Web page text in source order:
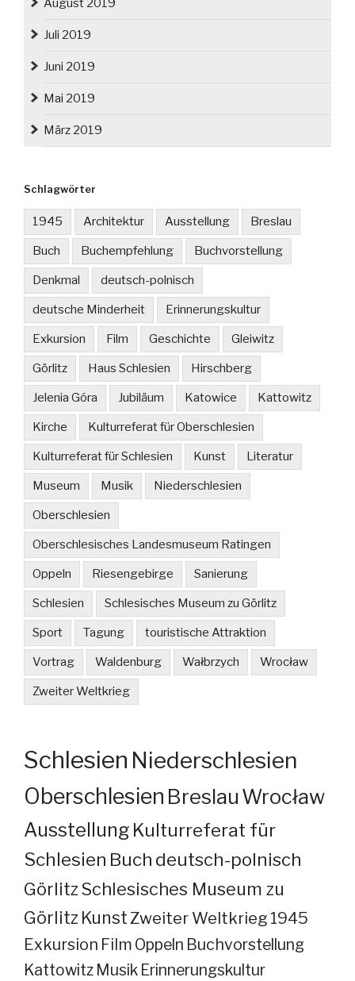
August 2019
Juli 2019
Juni 2019
Mai 2019
März 2019
Schlagwörter
1945 Architektur Ausstellung Breslau
Buch Buchempfehlung Buchvorstellung
Denkmal deutsch-polnisch
deutsche Minderheit Erinnerungskultur
Exkursion Film Geschichte Gleiwitz
Görlitz Haus Schlesien Hirschberg
Jelenia Góra Jubiläum Katowice Kattowitz
Kirche Kulturreferat für Oberschlesien
Kulturreferat für Schlesien Kunst Literatur
Museum Musik Niederschlesien
Oberschlesien
Oberschlesisches Landesmuseum Ratingen
Oppeln Riesengebirge Sanierung
Schlesien Schlesisches Museum zu Görlitz
Sport Tagung touristische Attraktion
Vortrag Waldenburg Wałbrzych Wrocław
Zweiter Weltkrieg
Schlesien Niederschlesien
Oberschlesien Breslau Wrocław
Ausstellung Kulturreferat für
Schlesien Buch deutsch-polnisch
GörlitzSchlesisches Museum zu
Görlitz KunstZweiter Weltkrieg 1945
Exkursion Film Oppeln Buchvorstellung
Kattowitz Musik Erinnerungskultur